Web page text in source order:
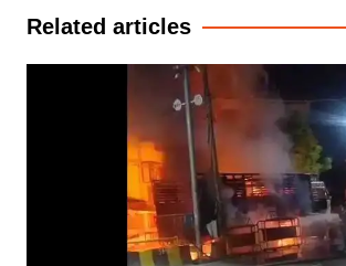
Related articles